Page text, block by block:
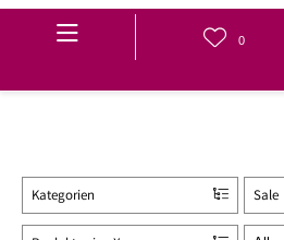
Hauptmenü
0
Kategorien Sale